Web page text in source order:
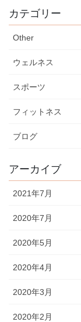
カテゴリー
Other
ウェルネス
スポーツ
フィットネス
ブログ
アーカイブ
2021年7月
2020年7月
2020年5月
2020年4月
2020年3月
2020年2月